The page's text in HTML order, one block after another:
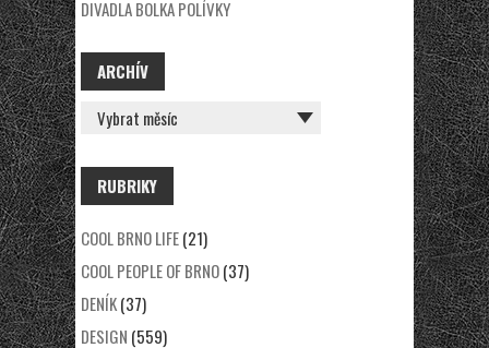
DIVADLA BOLKA POLÍVKY
ARCHÍV
ARCHÍV
RUBRIKY
COOL BRNO LIFE(21)
COOL PEOPLE OF BRNO(37)
DENÍK(37)
DESIGN (559)